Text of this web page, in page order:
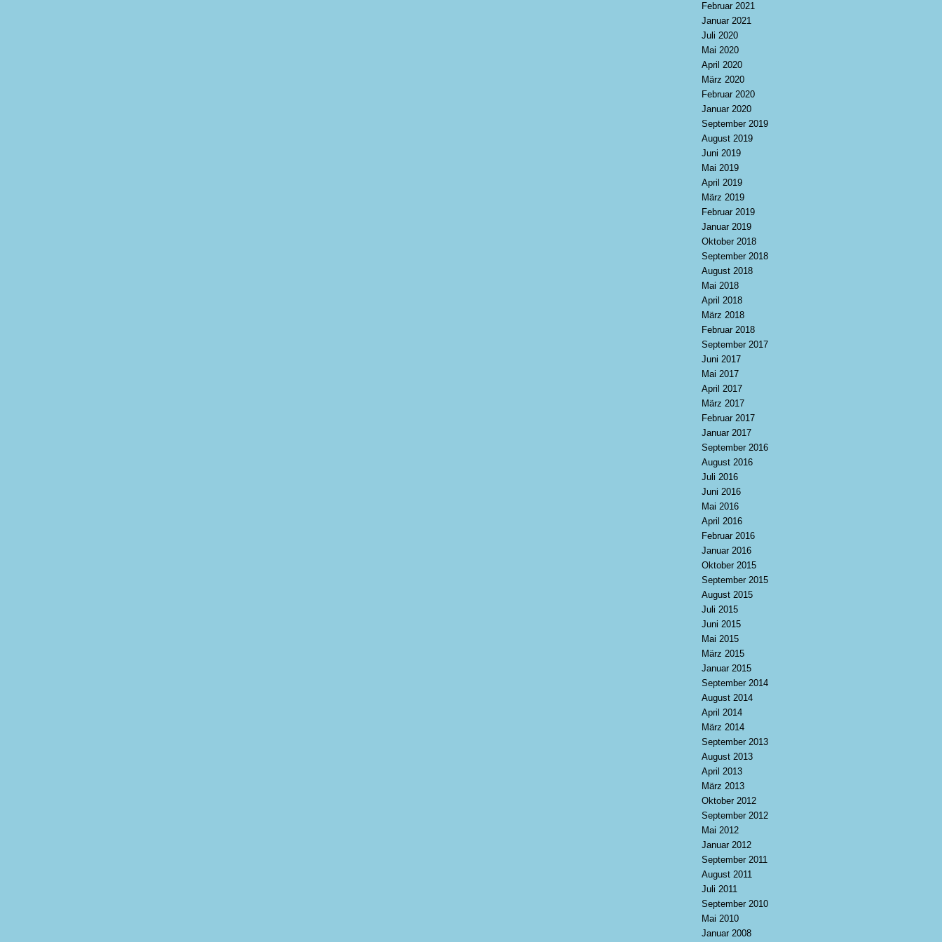
Februar 2021
Januar 2021
Juli 2020
Mai 2020
April 2020
März 2020
Februar 2020
Januar 2020
September 2019
August 2019
Juni 2019
Mai 2019
April 2019
März 2019
Februar 2019
Januar 2019
Oktober 2018
September 2018
August 2018
Mai 2018
April 2018
März 2018
Februar 2018
September 2017
Juni 2017
Mai 2017
April 2017
März 2017
Februar 2017
Januar 2017
September 2016
August 2016
Juli 2016
Juni 2016
Mai 2016
April 2016
Februar 2016
Januar 2016
Oktober 2015
September 2015
August 2015
Juli 2015
Juni 2015
Mai 2015
März 2015
Januar 2015
September 2014
August 2014
April 2014
März 2014
September 2013
August 2013
April 2013
März 2013
Oktober 2012
September 2012
Mai 2012
Januar 2012
September 2011
August 2011
Juli 2011
September 2010
Mai 2010
Januar 2008